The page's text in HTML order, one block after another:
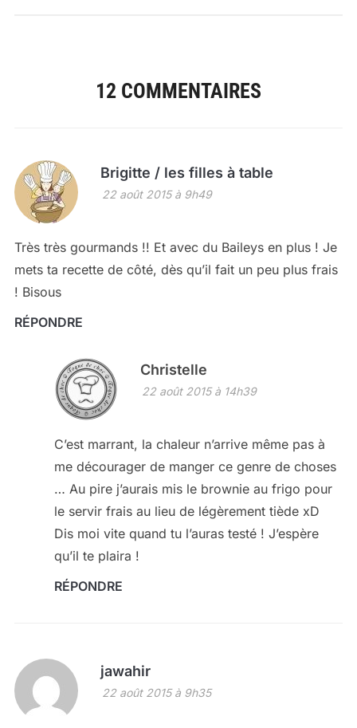
12 COMMENTAIRES
Brigitte / les filles à table
22 août 2015 à 9h49
Très très gourmands !! Et avec du Baileys en plus ! Je
mets ta recette de côté, dès qu’il fait un peu plus frais
! Bisous
RÉPONDRE
Christelle
22 août 2015 à 14h39
C’est marrant, la chaleur n’arrive même pas à
me décourager de manger ce genre de choses
… Au pire j’aurais mis le brownie au frigo pour
le servir frais au lieu de légèrement tiède xD
Dis moi vite quand tu l’auras testé ! J’espère
qu’il te plaira !
RÉPONDRE
jawahir
22 août 2015 à 9h35